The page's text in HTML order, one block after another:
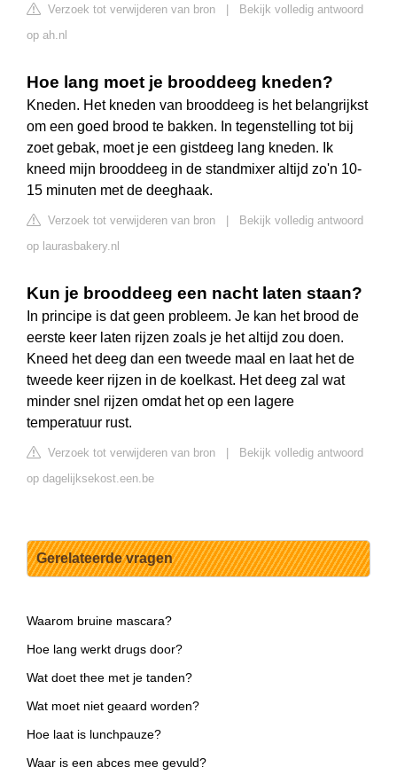
Verzoek tot verwijderen van bron
Bekijk volledig antwoord
op ah.nl
Hoe lang moet je brooddeeg kneden?
Kneden. Het kneden van brooddeeg is het belangrijkst
om een goed brood te bakken. In tegenstelling tot bij
zoet gebak, moet je een gistdeeg lang kneden. Ik
kneed mijn brooddeeg in de standmixer altijd zo'n 10-
15 minuten met de deeghaak.
Verzoek tot verwijderen van bron
Bekijk volledig antwoord
op laurasbakery.nl
Kun je brooddeeg een nacht laten staan?
In principe is dat geen probleem. Je kan het brood de
eerste keer laten rijzen zoals je het altijd zou doen.
Kneed het deeg dan een tweede maal en laat het de
tweede keer rijzen in de koelkast. Het deeg zal wat
minder snel rijzen omdat het op een lagere
temperatuur rust.
Verzoek tot verwijderen van bron
Bekijk volledig antwoord
op dagelijksekost.een.be
Gerelateerde vragen
Waarom bruine mascara?
Hoe lang werkt drugs door?
Wat doet thee met je tanden?
Wat moet niet geaard worden?
Hoe laat is lunchpauze?
Waar is een abces mee gevuld?